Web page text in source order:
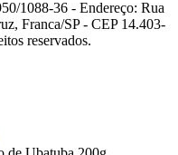
1088-36 - Endereço: Rua
Franca/SP - CEP 14.403-
reservados.